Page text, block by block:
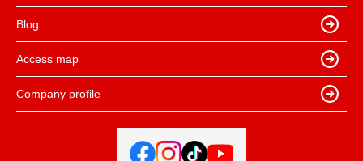
Blog
Access map
Company profile